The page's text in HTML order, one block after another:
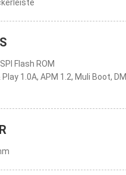
Flash ROM
1.0A, APM 1.2, Muli Boot, DMI